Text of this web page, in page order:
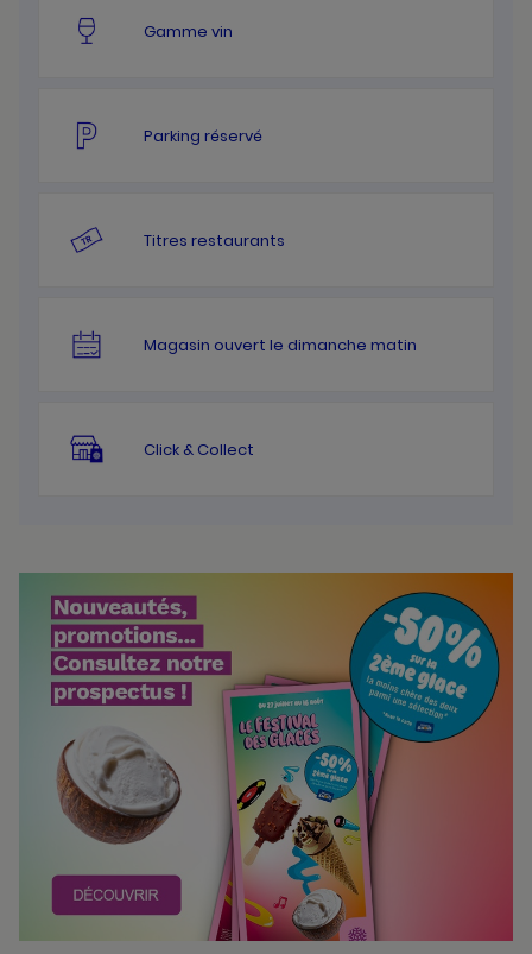
Gamme vin
Parking réservé
Titres restaurants
Magasin ouvert le dimanche matin
Click & Collect